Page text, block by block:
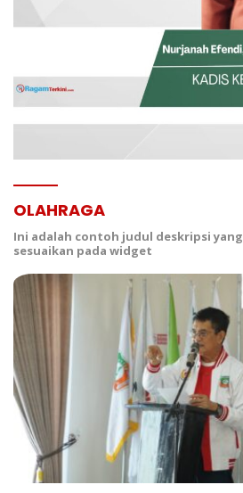
OLAHRAGA
Ini adalah contoh judul deskripsi
sesuaikan pada widget